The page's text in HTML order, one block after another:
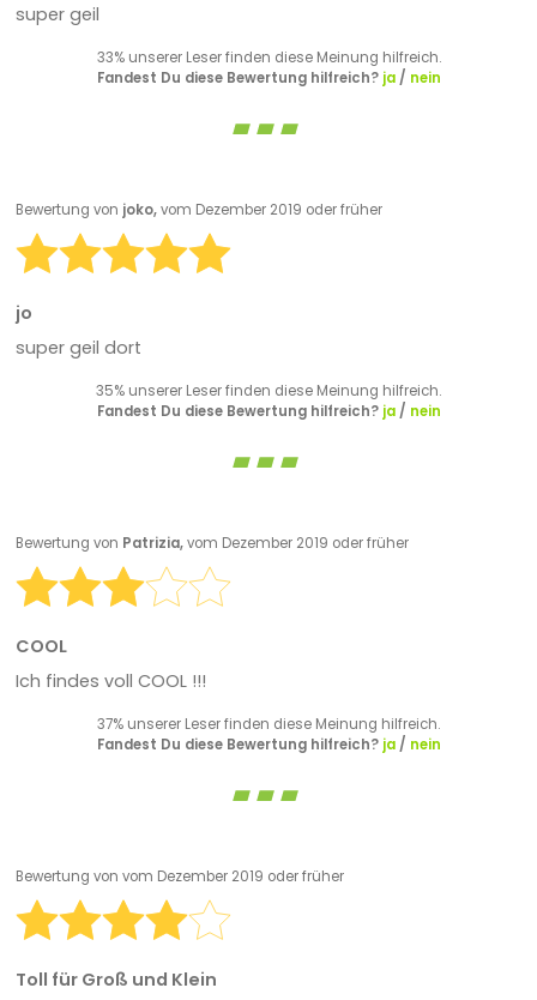
super geil
33% unserer Leser finden diese Meinung hilfreich.
Fandest Du diese Bewertung hilfreich? ja/ nein
Bewertung von joko,vom Dezember 2019 oder früher
jo
super geil dort
35% unserer Leser finden diese Meinung hilfreich.
Fandest Du diese Bewertung hilfreich? ja/ nein
Bewertung von Patrizia,vom Dezember 2019 oder früher
COOL
Ich findes voll COOL !!!
37% unserer Leser finden diese Meinung hilfreich.
Fandest Du diese Bewertung hilfreich? ja/ nein
Bewertung von vom Dezember 2019 oder früher
Toll für Groß und Klein